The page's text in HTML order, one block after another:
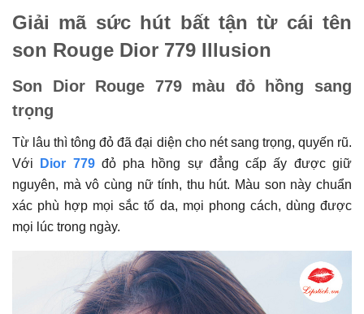
Giải mã sức hút bất tận từ cái tên
son Rouge Dior 779 Illusion
Son Dior Rouge 779 màu đỏ hồng sang
trọng
Từ lâu thì tông đỏ đã đại diện cho nét sang trọng, quyến rũ.
Với
Dior 779 đỏ pha hồng sự đẳng cấp ấy được giữ
nguyên, mà vô cùng nữ tính, thu hút. Màu son này chuẩn
xác phù hợp mọi sắc tố da, mọi phong cách, dùng được
mọi lúc trong ngày.